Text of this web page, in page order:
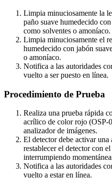
Limpia minuciosamente la
paño suave humedecido
como solventes o amoníaco.
Limpia minuciosamente el
humedecido con jabón
o amoníaco.
Notifica a las autoridades
vuelto a ser puesto en línea.
Procedimiento de Prueba
Realiza una prueba rápida
acrílico de color rojo (OSP-
analizador de imágenes.
El detector debe activar
restablecer el detector con
interrumpiendo
Notifica a las autoridades
vuelto a estar en línea.